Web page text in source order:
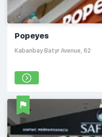
Popeyes
Kabanbay Batyr Avenue, 62